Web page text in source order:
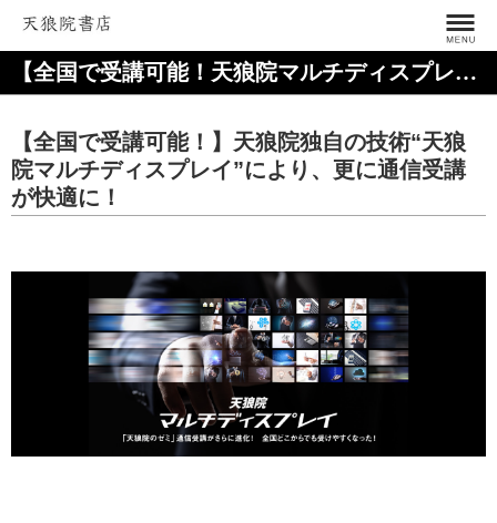
【全国で受講可能！天狼院マルチディスプレイを使用したゼミはこちら】
【全国で受講可能！】天狼院独自の技術“天狼
院マルチディスプレイ”により、更に通信受講
が快適に！